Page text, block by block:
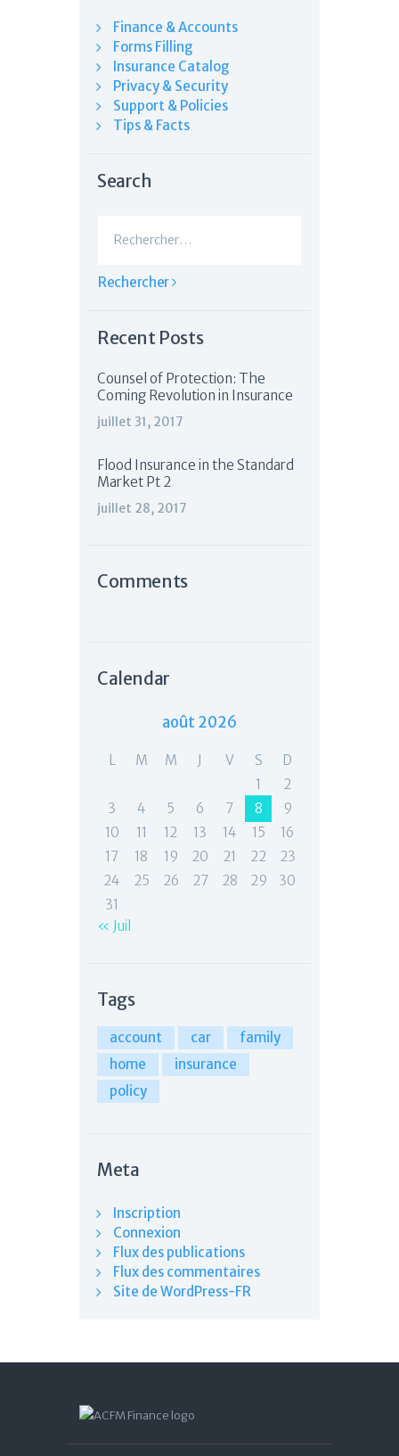
Finance & Accounts
Forms Filling
Insurance Catalog
Privacy & Security
Support & Policies
Tips & Facts
Search
Recent Posts
Counsel of Protection: The
Coming Revolution in Insurance
juillet 31, 2017
Flood Insurance in the Standard
Market Pt 2
juillet 28, 2017
Comments
Calendar
août 2026
L M M V S
D
1
2
3
4 5 6 7 8
9
10
11 12 13 14 15
16
17
18 19 20 21 22
23
24
25 26 27 28 29
30
31
« Juil
Tags
account car
family
home
insurance
policy
Meta
Inscription
Connexion
Flux des publications
Flux des commentaires
Site de WordPress-FR